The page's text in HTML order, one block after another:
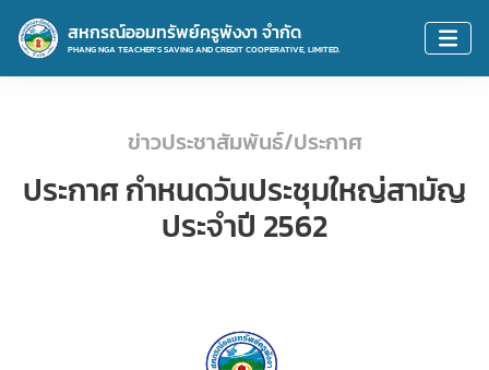
สหกรณ์ออมทรัพย์ครูพังงา จำกัด
PHANG NGA TEACHER'S SAVING AND CREDIT COOPERATIVE, LIMITED.
ข่าวประชาสัมพันธ์/ประกาศ
ประกาศ กำหนดวันประชุมใหญ่สามัญ
ประจำปี 2562